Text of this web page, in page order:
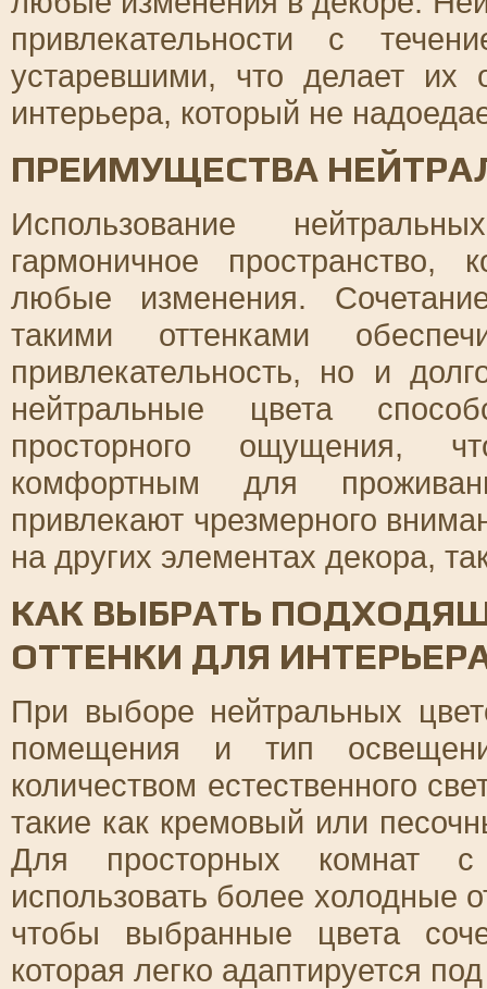
привлекательности с
устаревшими, что делает их
интерьера, который не
ПРЕИМУЩЕСТВА
Использование
гармоничное пространство,
любые изменения.
такими оттенками
привлекательность, но и
нейтральные цвета
просторного ощущения,
комфортным для
привлекают чрезмерного
на других элементах декора,
КАК ВЫБРАТЬ
ОТТЕНКИ ДЛЯ
При выборе нейтральных
помещения и тип
количеством естественного
такие как кремовый или
Для просторных комнат
использовать более холодные
чтобы выбранные цвета
которая легко адаптируется